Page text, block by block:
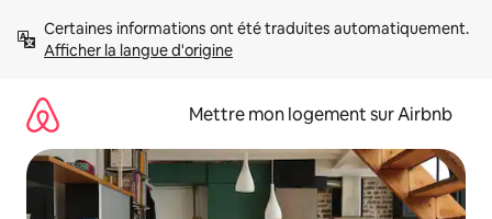
directement
Afficher la langue d'origine
Mettre mon logement sur Airbnb